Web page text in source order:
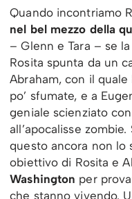
Quando incontriamo
nel bel mezzo della
– Glenn e Tara – se
Rosita spunta da un
Abraham, con il
po’ sfumate, e a
geniale scienziato
all’apocalisse
questo ancora non lo
obiettivo di Rosita e
Washington per
che stanno vivendo.